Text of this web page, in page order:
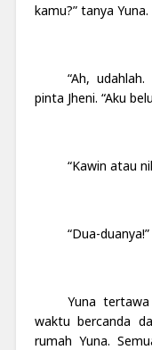
kamu?” tanya Yuna.
“Ah,
pinta Jheni. “Aku
“Kawin atau
“Dua-
Yuna
waktu bercanda
rumah Yuna.